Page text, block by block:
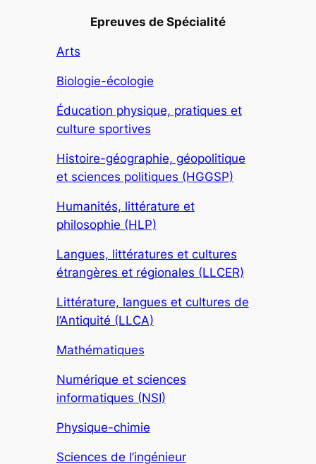
Epreuves de Spécialité
Arts
Biologie-écologie
Éducation physique, pratiques et
culture sportives
Histoire-géographie, géopolitique
et sciences politiques (HGGSP)
Humanités, littérature et
philosophie (HLP)
Langues, littératures et cultures
étrangères et régionales (LLCER)
Littérature, langues et cultures de
l’Antiquité (LLCA)
Mathématiques
Numérique et sciences
informatiques (NSI)
Physique-chimie
Sciences de l’ingénieur